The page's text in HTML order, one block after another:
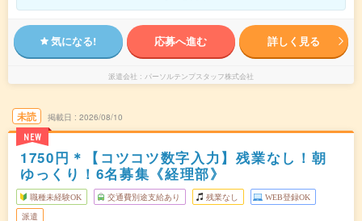
気になる! 応募へ進む 詳しく見る
派遣会社 パーソルテンプスタッフ株式会社
未読
NEW
掲載日 2026/08/10
1750円＊【コツコツ数字入力】残業なし！朝
ゆっくり！6名募集《経理部》
職種未経験OK 交通費別途支給あり 残業なし WEB登録OK
派遣